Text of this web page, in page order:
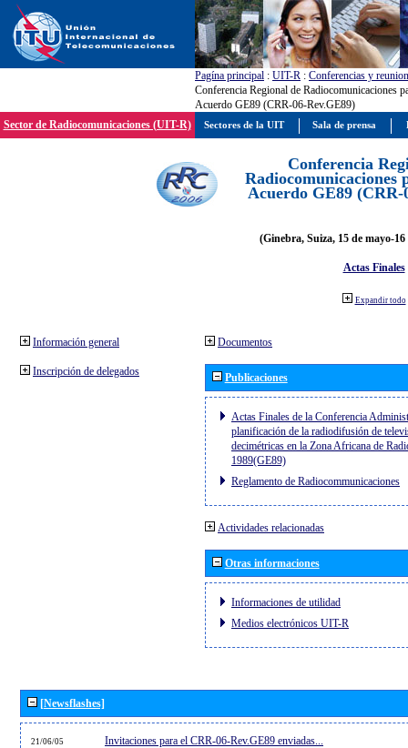
Pagína principal : UIT-R : Conferencias y
Conferencia Regional de Radiocomunicaciones
Acuerdo GE89 (CRR-06-Rev.GE89)
Sector de Radiocomunicaciones (UIT-R)
Conferencia
Radiocomunicaciones
Acuerdo GE89 (CRR-
(Ginebra, Suiza, 15 de mayo-
Actas Finales
Expandir todo
Información general
Inscripción de delegados
Documentos
Publicaciones
Actas Finales de la Conferencia
planificación de la radiodifusión de
decimétricas en la Zona Africana de
1989(GE89)
Reglamento de Radiocommunicaciones
Actividades relacionadas
Otras informaciones
Informaciones de utilidad
Medios electrónicos UIT-R
[Newsflashes]
21/06/05 Invitaciones para el CRR-06-Rev.GE89 enviadas...
Sectores de la UIT Sala de prensa